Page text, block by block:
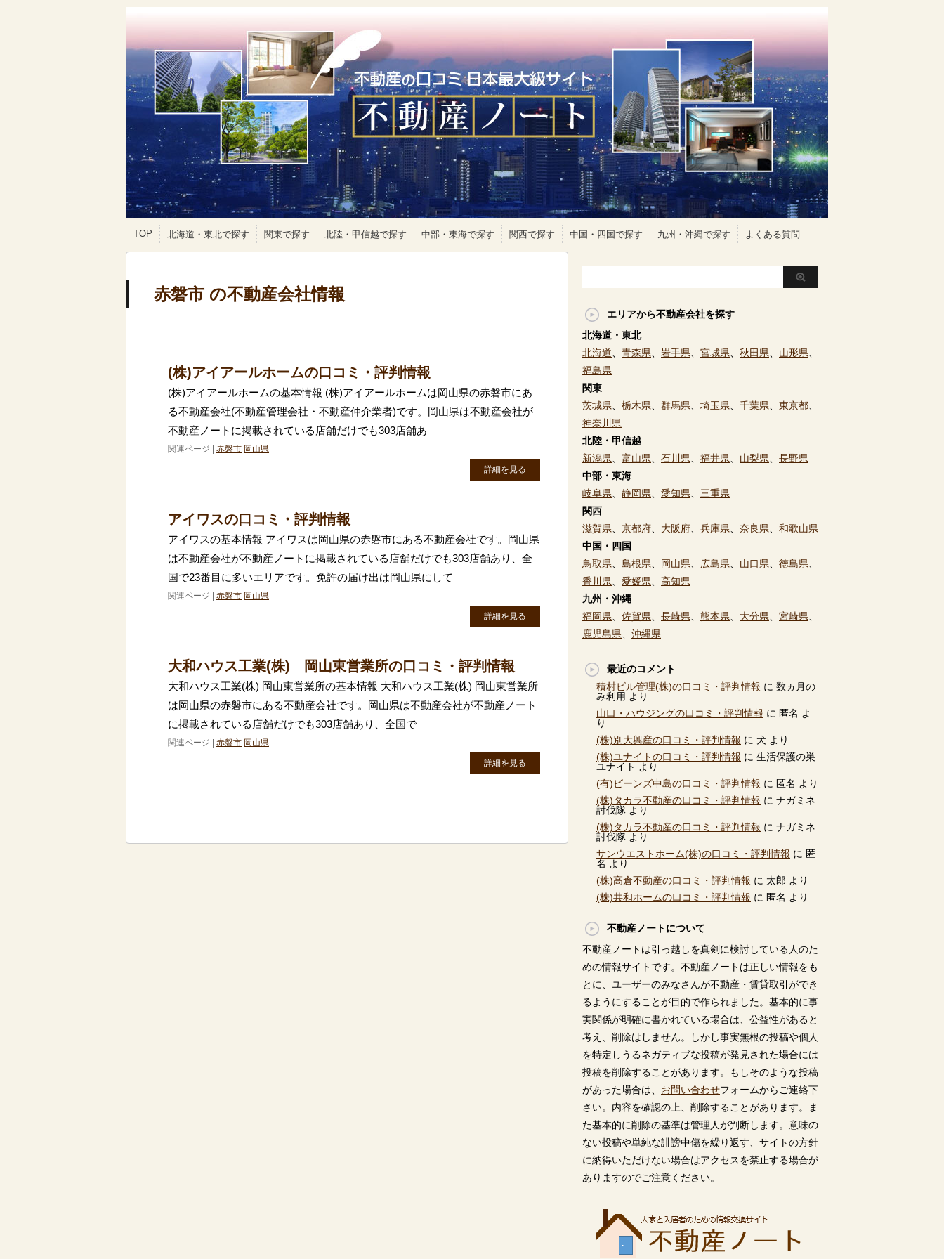
TOP 北海道・東北で探す 関東で探す 北陸・甲信越で探す 中部・東海で探す 関西で探す 中国・四国で探す 九州・沖縄で探す よくある質問
赤磐市 の不動産会社情報
(株)アイアールホームの口コミ・評判情報
(株)アイアールホームの基本情報 (株)アイアールホームは岡山県の赤磐市にあ
る不動産会社(不動産管理会社・不動産仲介業者)です。岡山県は不動産会社が
不動産ノートに掲載されている店舗だけでも303店舗あ
関連ページ | 赤磐市 岡山県
詳細を見る
アイワスの口コミ・評判情報
アイワスの基本情報 アイワスは岡山県の赤磐市にある不動産会社です。岡山県
は不動産会社が不動産ノートに掲載されている店舗だけでも303店舗あり、全
国で23番目に多いエリアです。免許の届け出は岡山県にして
関連ページ | 赤磐市 岡山県
詳細を見る
大和ハウス工業(株) 岡山東営業所の口コミ・評判情報
大和ハウス工業(株) 岡山東営業所の基本情報 大和ハウス工業(株) 岡山東営業所
は岡山県の赤磐市にある不動産会社です。岡山県は不動産会社が不動産ノート
に掲載されている店舗だけでも303店舗あり、全国で
関連ページ | 赤磐市 岡山県
詳細を見る
エリアから不動産会社を探す
北海道・東北
北海道
青森県 岩手県 宮城県 秋田県 山形県
福島県
関東
茨城県
栃木県 群馬県 埼玉県 千葉県 東京都
神奈川県
北陸・甲信越
新潟県
富山県 石川県 福井県 山梨県
長野県
中部・東海
岐阜県
静岡県 愛知県
三重県
関西
滋賀県
京都府 大阪府 兵庫県 奈良県
和歌山県
中国・四国
鳥取県
島根県 岡山県 広島県 山口県 徳島県
香川県
愛媛県
高知県
九州・沖縄
福岡県
佐賀県 長崎県 熊本県 大分県 宮崎県
鹿児島県
沖縄県
最近のコメント
積村ビル管理(株)の口コミ・評判情報 に 数ヵ月の
み利用 より
山口・ハウジングの口コミ・評判情報 に 匿名 よ
り
(株)別大興産の口コミ・評判情報 に 犬 より
(株)ユナイトの口コミ・評判情報 に 生活保護の巣
ユナイト より
(有)ビーンズ中島の口コミ・評判情報 に 匿名 より
(株)タカラ不動産の口コミ・評判情報 に ナガミネ
討伐隊 より
(株)タカラ不動産の口コミ・評判情報 に ナガミネ
討伐隊 より
サンウエストホーム(株)の口コミ・評判情報 に 匿
名 より
(株)高倉不動産の口コミ・評判情報 に 太郎 より
(株)共和ホームの口コミ・評判情報 に 匿名 より
不動産ノートについて
不動産ノートは引っ越しを真剣に検討している人のた
めの情報サイトです。不動産ノートは正しい情報をも
とに、ユーザーのみなさんが不動産・賃貸取引ができ
るようにすることが目的で作られました。基本的に事
実関係が明確に書かれている場合は、公益性があると
考え、削除はしません。しかし事実無根の投稿や個人
を特定しうるネガティブな投稿が発見された場合には
投稿を削除することがあります。もしそのような投稿
があった場合は、 お問い合わせフォームからご連絡下
さい。内容を確認の上、削除することがあります。ま
た基本的に削除の基準は管理人が判断します。意味の
ない投稿や単純な誹謗中傷を繰り返す、サイトの方針
に納得いただけない場合はアクセスを禁止する場合が
ありますのでご注意ください。